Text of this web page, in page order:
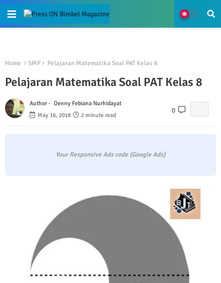
Home SMP Pelajaran Matematika Soal PAT Kelas 8
Pelajaran Matematika Soal PAT Kelas 8
Author - Denny Febiana Nurhidayat
May 16, 2018
2 minute read
0
Your Responsive Ads code (Google Ads)